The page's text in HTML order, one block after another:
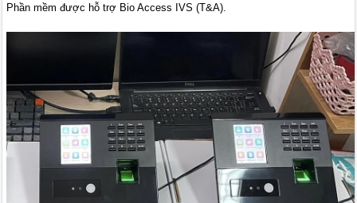
Phần mềm được hỗ trợ Bio Access IVS (T&A).